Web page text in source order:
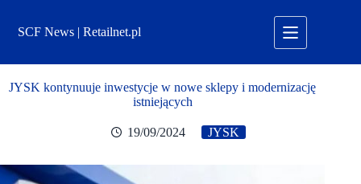
treściSCF News | Retailnet.pl
JYSK kontynuuje inwestycje w nowe sklepy i modernizację
istniejących
19/09/2024 JYSK